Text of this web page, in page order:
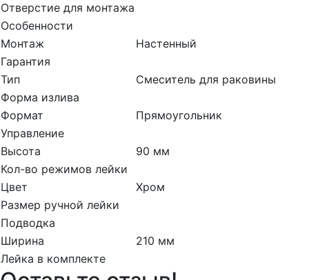
Отверстие для монтажа
Особенности
Монтаж
Настенный
Гарантия
Тип
Смеситель для раковины
Форма излива
Формат
Прямоугольник
Управление
Высота
90 мм
Кол-во режимов лейки
Цвет
Хром
Размер ручной лейки
Подводка
Ширина
210 мм
Лейка в комплекте